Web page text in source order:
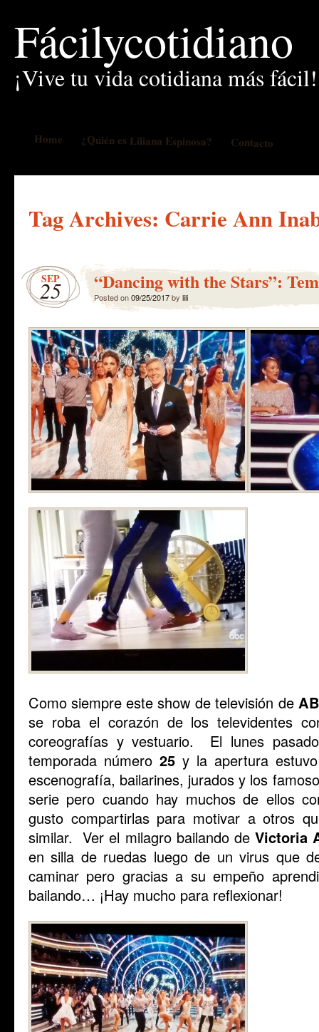
Fácilycotidiano
¡Vive tu vida cotidiana más fácil!
Home ¿Quién es Liliana Espinosa? Contacto
Tag Archives: Carrie Ann
SEP
25 “Dancing with the Stars”:
Posted on09/25/2017by lili
Como siempre este show de televisión de
se roba el corazón de los televidentes
coreografías y vestuario. El lunes
temporada número 25 y la apertura
escenografía, bailarines, jurados y los
serie pero cuando hay muchos de ellos
gusto compartirlas para motivar a otros
similar. Ver el milagro bailando deVictoria
en silla de ruedas luego de un virus que
caminar pero gracias a su empeño
bailando… ¡Hay mucho para reflexionar!